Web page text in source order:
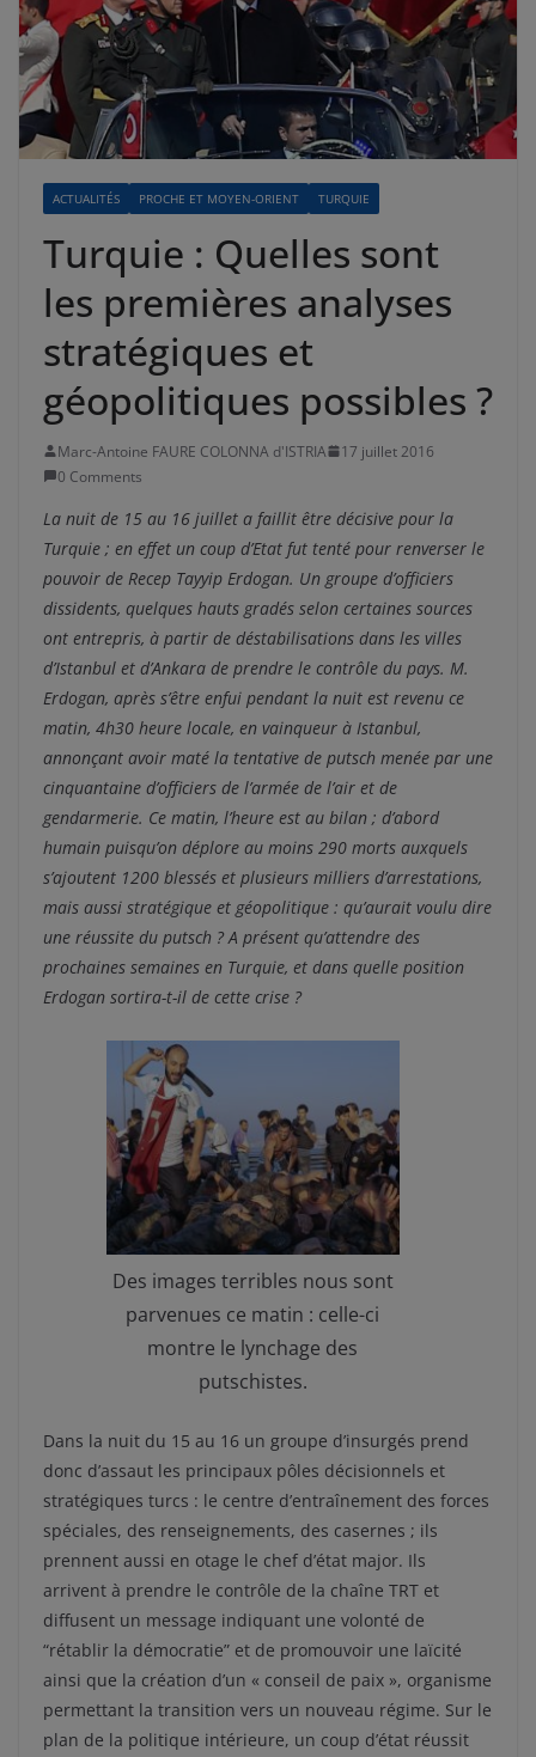
ACTUALITÉS PROCHE ET MOYEN-ORIENT TURQUIE
Turquie : Quelles sont
les premières analyses
stratégiques et
géopolitiques possibles ?
Marc-Antoine FAURE COLONNA d'ISTRIA
17 juillet 2016
0 Comments
La nuit de 15 au 16 juillet a faillit être décisive pour la
Turquie ; en effet un coup d’Etat fut tenté pour renverser le
pouvoir de Recep Tayyip Erdogan. Un groupe d’officiers
dissidents, quelques hauts gradés selon certaines sources
ont entrepris, à partir de déstabilisations dans les villes
d’Istanbul et d’Ankara de prendre le contrôle du pays. M.
Erdogan, après s’être enfui pendant la nuit est revenu ce
matin, 4h30 heure locale, en vainqueur à Istanbul,
annonçant avoir maté la tentative de putsch menée par une
cinquantaine d’officiers de l’armée de l’air et de
gendarmerie. Ce matin, l’heure est au bilan ; d’abord
humain puisqu’on déplore au moins 290 morts auxquels
s’ajoutent 1200 blessés et plusieurs milliers d’arrestations,
mais aussi stratégique et géopolitique : qu’aurait voulu dire
une réussite du putsch ? A présent qu’attendre des
prochaines semaines en Turquie, et dans quelle position
Erdogan sortira-t-il de cette crise ?
Des images terribles nous sont
parvenues ce matin : celle-ci
montre le lynchage des
putschistes.
Dans la nuit du 15 au 16 un groupe d’insurgés prend
donc d’assaut les principaux pôles décisionnels et
stratégiques turcs : le centre d’entraînement des forces
spéciales, des renseignements, des casernes ; ils
prennent aussi en otage le chef d’état major. Ils
arrivent à prendre le contrôle de la chaîne TRT et
diffusent un message indiquant une volonté de
“rétablir la démocratie” et de promouvoir une laïcité
ainsi que la création d’un « conseil de paix », organisme
permettant la transition vers un nouveau régime. Sur le
plan de la politique intérieure, un coup d’état réussit